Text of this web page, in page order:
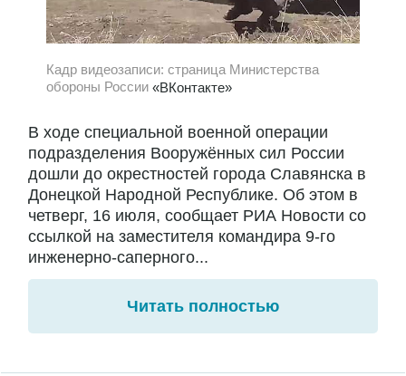
Кадр видеозаписи: страница Министерства
обороны России «ВКонтакте»
В ходе специальной военной операции
подразделения Вооружённых сил России
дошли до окрестностей города Славянска в
Донецкой Народной Республике. Об этом в
четверг, 16 июля, сообщает РИА Новости со
ссылкой на заместителя командира 9-го
инженерно-саперного...
Читать полностью